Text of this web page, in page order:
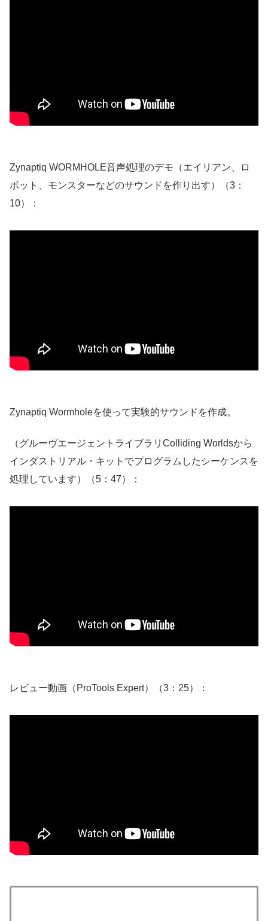
Zynaptiq WORMHOLE音声処理のデモ（エイリアン、ロ
ボット、モンスターなどのサウンドを作り出す）（3：
10）：
Zynaptiq Wormholeを使って実験的サウンドを作成。
（グルーヴエージェントライブラリColliding Worldsから
インダストリアル・キットでプログラムしたシーケンスを
処理しています）（5：47）：
レビュー動画（ProTools Expert）（3：25）：